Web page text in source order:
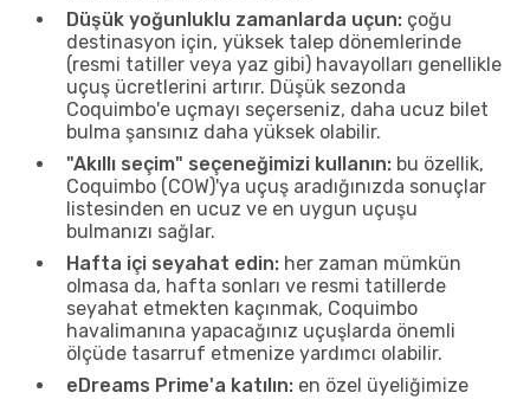
Düşük yoğunluklu zamanlarda uçun: çoğu
destinasyon için, yüksek talep dönemlerinde
(resmi tatiller veya yaz gibi) havayolları genellikle
uçuş ücretlerini artırır. Düşük sezonda
Coquimbo'e uçmayı seçerseniz, daha ucuz bilet
bulma şansınız daha yüksek olabilir.
"Akıllı seçim" seçeneğimizi kullanın: bu özellik,
Coquimbo (COW)'ya uçuş aradığınızda sonuçlar
listesinden en ucuz ve en uygun uçuşu
bulmanızı sağlar.
Hafta içi seyahat edin: her zaman mümkün
olmasa da, hafta sonları ve resmi tatillerde
seyahat etmekten kaçınmak, Coquimbo
havalimanına yapacağınız uçuşlarda önemli
ölçüde tasarruf etmenize yardımcı olabilir.
eDreams Prime'a katılın: en özel üyeliğimize